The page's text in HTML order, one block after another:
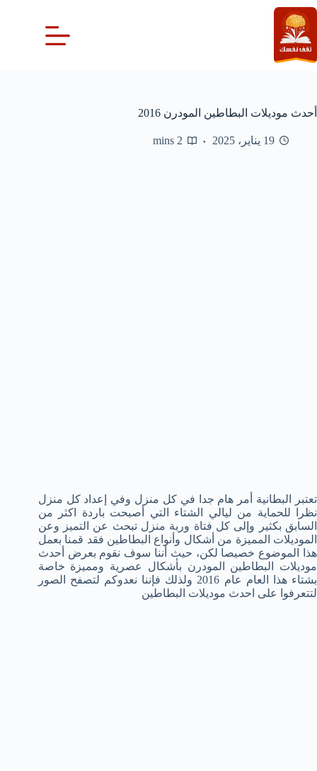
التجاوز
إلى
المحتوى
أحدث موديلات البطاطين المودرن 2016
19 يناير، 2025 2 mins
تعتبر البطانية أمر هام جدا في كل منزل وفي إعداد كل منزل
نظرا للحماية من ليالي الشتاء التي أصبحت باردة اكثر من
السابق بكثير وإلى كل فتاة وربة منزل تبحث عن التميز وعن
الموديلات المميزة من أشكال وأنواع البطاطين فقد قمنا بعمل
هذا الموضوع خصيصا لكن، حيث أننا سوف نقوم بعرض أحدث
موديلات البطاطين المودرن بأشكال عصرية ومميزة خاصة
بشتاء هذا العام عام 2016 ولذلك فإننا نعدوكم لتصفح الصور
لتتعرفوا على احدث موديلات البطاطين